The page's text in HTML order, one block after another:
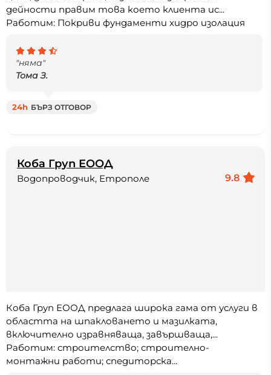
дейности правим това което клиента ис...
Работим: Покриви фундаменти хидро изолация
"няма"
Тома З.
24h БЪРЗ ОТГОВОР
Коба Груп ЕООД
9.8
Водопроводчик, Етрополе
Коба Груп ЕООД предлага широка гама от услуги в
областта на шпакловането и мазилката,
включително изравняваща, завършваща,...
Работим: строителство; строително-
монтажни работи; спедиторска...